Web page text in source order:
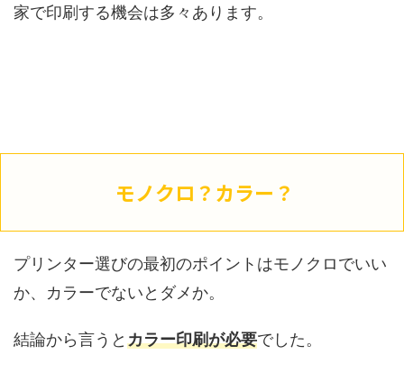
家で印刷する機会は多々あります。
モノクロ？カラー？
プリンター選びの最初のポイントはモノクロでいい
か、カラーでないとダメか。
結論から言うとカラー印刷が必要でした。